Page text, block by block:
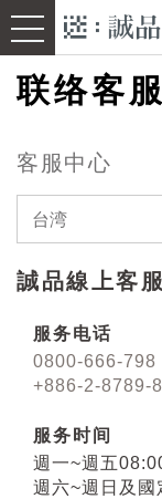
联络客服
客服中心
台湾
誠品線上客
服务电话
0800-666-798
+886-2-8789-
服务时间
週一~週五
週六~週日及國